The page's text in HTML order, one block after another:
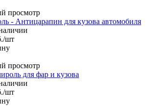
просмотр
- Антицарапин для кузова автомобиля
/шт
просмотр
для фар и кузова
/шт